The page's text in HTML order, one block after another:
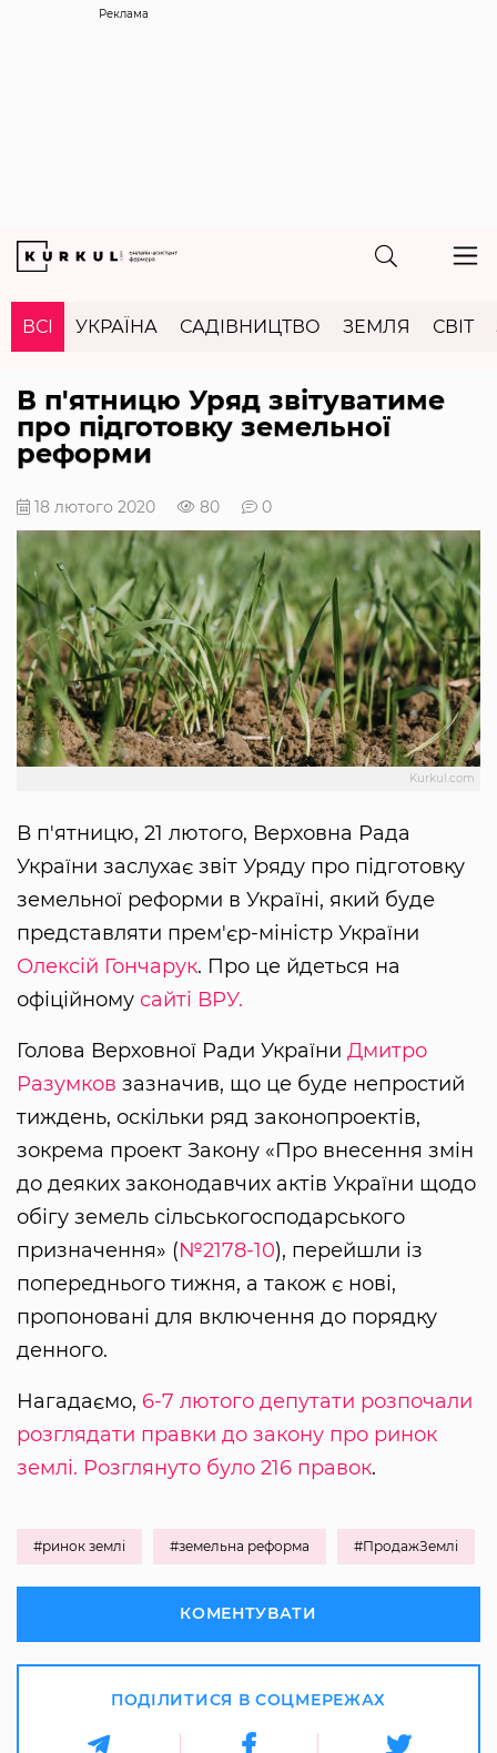
Реклама
ВСІ УКРАЇНА САДІВНИЦТВО ЗЕМЛЯ СВІТ
В п'ятницю Уряд звітуватиме
про підготовку земельної
реформи
18 лютого 2020 80 0
Kurkul.com
В п'ятницю, 21 лютого, Верховна Рада
України заслухає звіт Уряду про підготовку
земельної реформи в Україні, який буде
представляти прем'єр-міністр України
Олексій Гончарук. Про це йдеться на
офіційному сайті ВРУ.
Голова Верховної Ради України Дмитро
Разумков зазначив, що це буде непростий
тиждень, оскільки ряд законопроектів,
зокрема проект Закону «Про внесення змін
до деяких законодавчих актів України щодо
обігу земель сільськогосподарського
призначення» (№2178-10), перейшли із
попереднього тижня, а також є нові,
пропоновані для включення до порядку
денного.
Нагадаємо, 6-7 лютого депутати розпочали
розглядати правки до закону про ринок
землі. Розглянуто було 216 правок.
#ринок землі #земельна реформа #ПродажЗемлі
КОМЕНТУВАТИ
ПОДІЛИТИСЯ В СОЦМЕРЕЖАХ